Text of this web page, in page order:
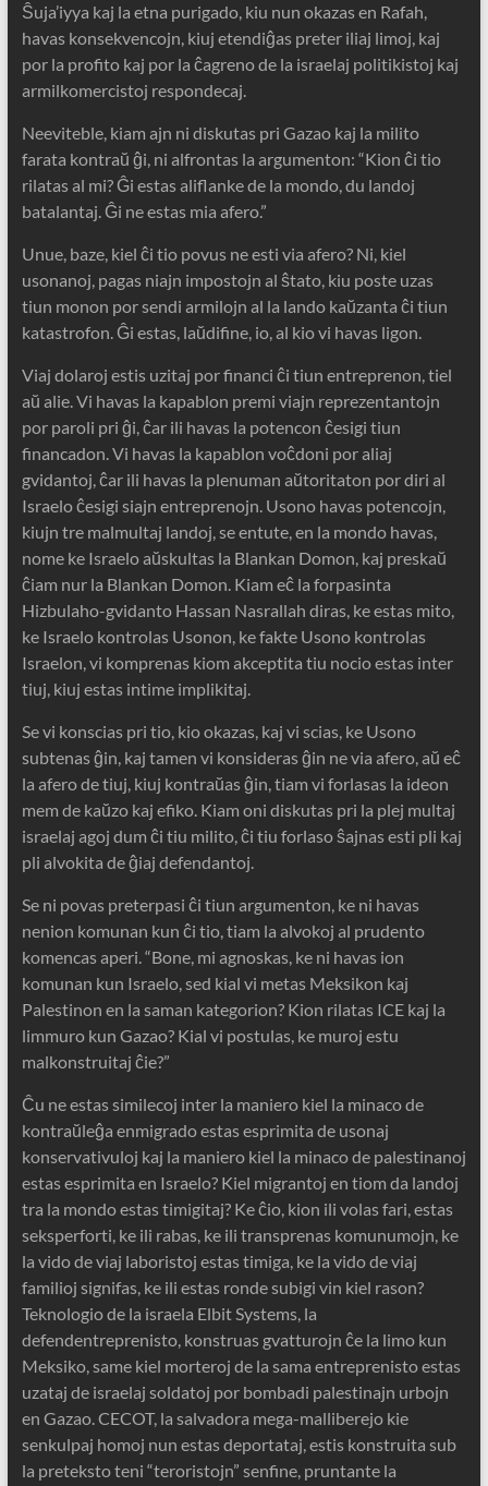
Ŝuja’iyya kaj la etna purigado, kiu nun okazas en Rafah,
havas konsekvencojn, kiuj etendiĝas preter iliaj limoj, kaj
por la profito kaj por la ĉagreno de la israelaj politikistoj kaj
armilkomercistoj respondecaj.
Neeviteble, kiam ajn ni diskutas pri Gazao kaj la milito
farata kontraŭ ĝi, ni alfrontas la argumenton: “Kion ĉi tio
rilatas al mi? Ĝi estas aliflanke de la mondo, du landoj
batalantaj. Ĝi ne estas mia afero.”
Unue, baze, kiel ĉi tio povus ne esti via afero? Ni, kiel
usonanoj, pagas niajn impostojn al ŝtato, kiu poste uzas
tiun monon por sendi armilojn al la lando kaŭzanta ĉi tiun
katastrofon. Ĝi estas, laŭdifine, io, al kio vi havas ligon.
Viaj dolaroj estis uzitaj por financi ĉi tiun entreprenon, tiel
aŭ alie. Vi havas la kapablon premi viajn reprezentantojn
por paroli pri ĝi, ĉar ili havas la potencon ĉesigi tiun
financadon. Vi havas la kapablon voĉdoni por aliaj
gvidantoj, ĉar ili havas la plenuman aŭtoritaton por diri al
Israelo ĉesigi siajn entreprenojn. Usono havas potencojn,
kiujn tre malmultaj landoj, se entute, en la mondo havas,
nome ke Israelo aŭskultas la Blankan Domon, kaj preskaŭ
ĉiam nur la Blankan Domon. Kiam eĉ la forpasinta
Hizbulaho-gvidanto Hassan Nasrallah diras, ke estas mito,
ke Israelo kontrolas Usonon, ke fakte Usono kontrolas
Israelon, vi komprenas kiom akceptita tiu nocio estas inter
tiuj, kiuj estas intime implikitaj.
Se vi konscias pri tio, kio okazas, kaj vi scias, ke Usono
subtenas ĝin, kaj tamen vi konsideras ĝin ne via afero, aŭ eĉ
la afero de tiuj, kiuj kontraŭas ĝin, tiam vi forlasas la ideon
mem de kaŭzo kaj efiko. Kiam oni diskutas pri la plej multaj
israelaj agoj dum ĉi tiu milito, ĉi tiu forlaso ŝajnas esti pli kaj
pli alvokita de ĝiaj defendantoj.
Se ni povas preterpasi ĉi tiun argumenton, ke ni havas
nenion komunan kun ĉi tio, tiam la alvokoj al prudento
komencas aperi. “Bone, mi agnoskas, ke ni havas ion
komunan kun Israelo, sed kial vi metas Meksikon kaj
Palestinon en la saman kategorion? Kion rilatas ICE kaj la
limmuro kun Gazao? Kial vi postulas, ke muroj estu
malkonstruitaj ĉie?”
Ĉu ne estas similecoj inter la maniero kiel la minaco de
kontraŭleĝa enmigrado estas esprimita de usonaj
konservativuloj kaj la maniero kiel la minaco de palestinanoj
estas esprimita en Israelo? Kiel migrantoj en tiom da landoj
tra la mondo estas timigitaj? Ke ĉio, kion ili volas fari, estas
seksperforti, ke ili rabas, ke ili transprenas komunumojn, ke
la vido de viaj laboristoj estas timiga, ke la vido de viaj
familioj signifas, ke ili estas ronde subigi vin kiel rason?
Teknologio de la israela Elbit Systems, la
defendentreprenisto, konstruas gvatturojn ĉe la limo kun
Meksiko, same kiel morteroj de la sama entreprenisto estas
uzataj de israelaj soldatoj por bombadi palestinajn urbojn
en Gazao. CECOT, la salvadora mega-malliberejo kie
senkulpaj homoj nun estas deportataj, estis konstruita sub
la preteksto teni “teroristojn” senfine, pruntante la